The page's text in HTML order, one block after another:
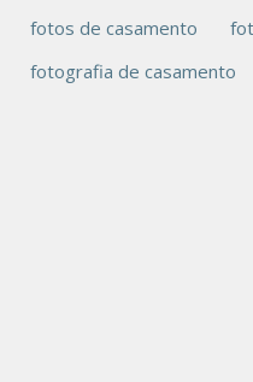
fotos de casamento
fotografia de casamento